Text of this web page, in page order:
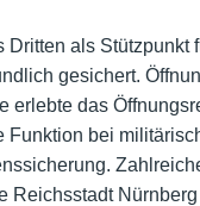
als Stützpunkt
gesichert.
erlebte das
Funktion bei
Reichsstadt